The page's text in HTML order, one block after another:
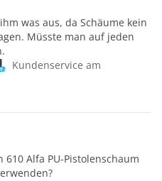
was aus, da Schäume kein
Müsste man auf jeden
Kundenservice am
610 Alfa PU-Pistolenschaum